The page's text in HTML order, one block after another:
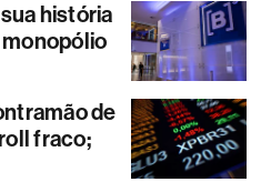
história
de
fraco;